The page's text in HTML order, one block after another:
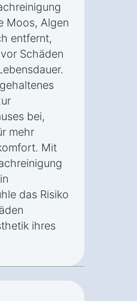
Moos, Algen
entfernt,
Schäden
bei,
mehr
Mit
das Risiko
ihres